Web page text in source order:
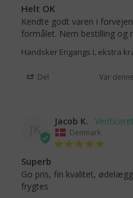
Helt OK
Kendte godt varen i
formålet. Nem bestilling og
Handsker Engangs L ekstra
Del Var
Jacob K.
Denmark
Superb
Go pris, fin kvalitet,
frygtes